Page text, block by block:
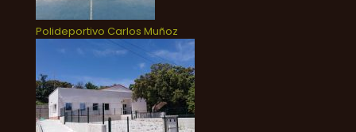
Polideportivo Carlos Muñoz